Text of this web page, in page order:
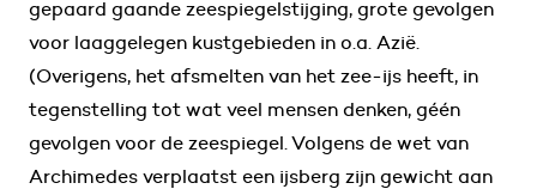
gepaard gaande zeespiegelstijging, grote gevolgen
voor laaggelegen kustgebieden in o.a. Azië.
(Overigens, het afsmelten van het zee-ijs heeft, in
tegenstelling tot wat veel mensen denken, géén
gevolgen voor de zeespiegel. Volgens de wet van
Archimedes verplaatst een ijsberg zijn gewicht aan